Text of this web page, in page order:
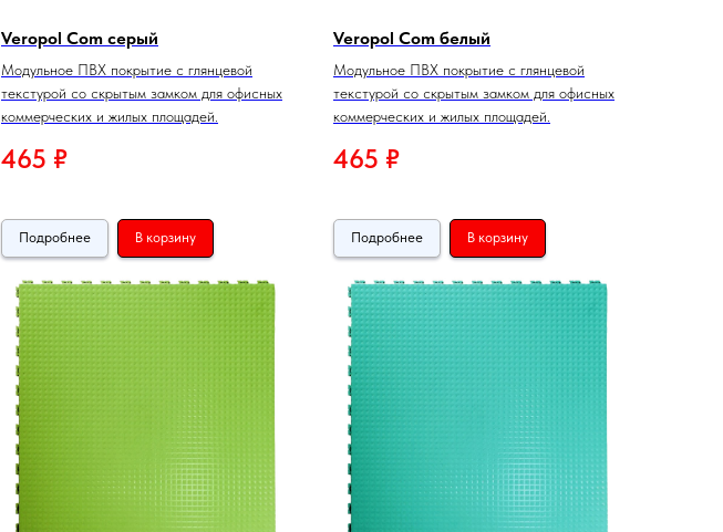
Veropol Com серый
Модульное ПВХ покрытие с глянцевой
текстурой со скрытым замком для офисных
коммерческих и жилых площадей.
465 ₽
Подробнее В корзину
Veropol Com белый
Модульное ПВХ покрытие с глянцевой
текстурой со скрытым замком для офисных
коммерческих и жилых площадей.
465 ₽
Подробнее В корзину